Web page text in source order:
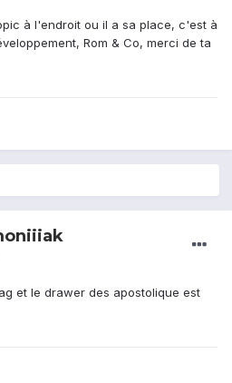
à l'endroit ou il a sa place, c'est à
Rom & Co, merci de ta
et le drawer des apostolique est